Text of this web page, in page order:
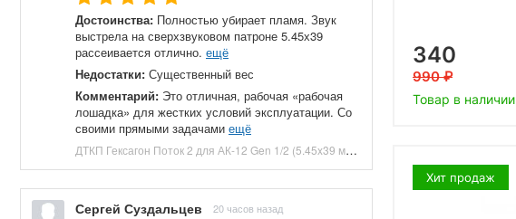
Достоинства: Полностью убирает пламя. Звук
выстрела на сверхзвуковом патроне 5.45х39
рассеивается отлично. ещё
Недостатки: Существенный вес
Комментарий: Это отличная, рабочая «рабочая
лошадка» для жестких условий эксплуатации. Со
своими прямыми задачами ещё
ДТКП Гексагон Поток 2 для АК-12 Gen 1/2 (5.45x39 мм, байонет, 190 мм, 7 камер, банка, сталь) купить в Москве и СПБ, цена 10500 руб. Доставка по РФ!
Сергей Суздальцев 20 часов назад
340
990
Товар в наличии
Хит продаж